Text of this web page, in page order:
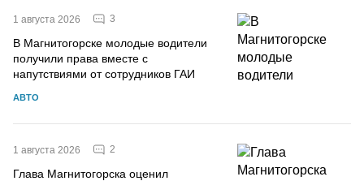
1 августа 2026 3
В Магнитогорске молодые водители
получили права вместе с
напутствиями от сотрудников ГАИ
АВТО
1 августа 2026 2
Глава Магнитогорска оценил